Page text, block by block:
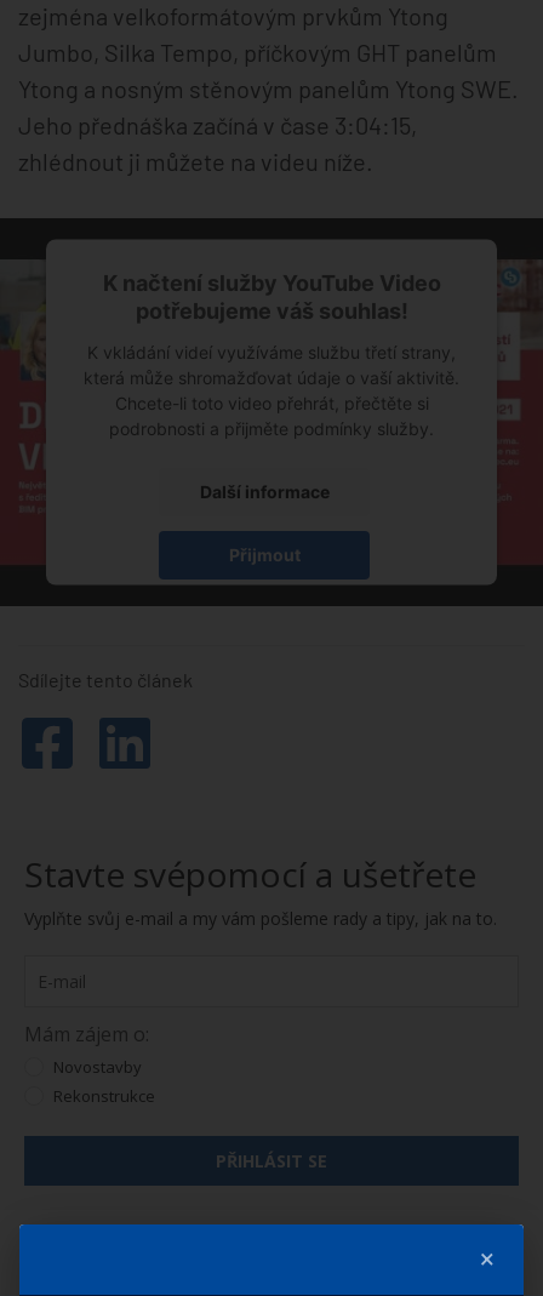
zejména velkoformátovým prvkům Ytong
Jumbo, Silka Tempo, příčkovým GHT panelům
Ytong a nosným stěnovým panelům Ytong SWE.
Jeho přednáška začíná v čase 3:04:15,
zhlédnout ji můžete na videu níže.
K načtení služby YouTube Video
potřebujeme váš souhlas!
K vkládání videí využíváme službu třetí strany,
která může shromažďovat údaje o vaší aktivitě.
Chcete-li toto video přehrát, přečtěte si
podrobnosti a přijměte podmínky služby.
Další informace
Přijmout
Sdílejte tento článek
Stavte svépomocí a ušetřete
Vyplňte svůj e-mail a my vám pošleme rady a tipy, jak na to.
Mám zájem o:
Novostavby
Rekonstrukce
PŘIHLÁSIT SE
×